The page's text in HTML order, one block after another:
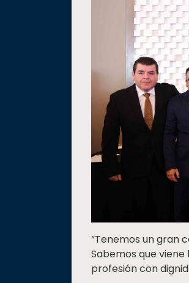
“Tenemos un gran
Sabemos que
profesión con